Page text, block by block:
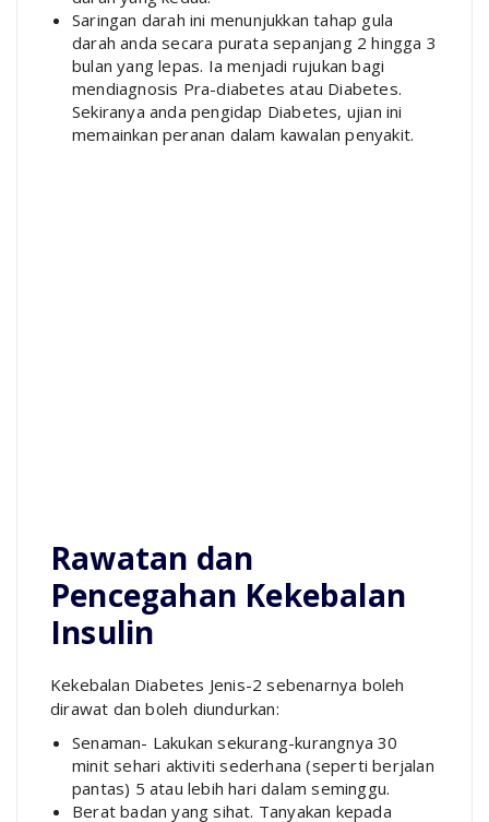
Saringan darah ini menunjukkan tahap gula
darah anda secara purata sepanjang 2 hingga 3
bulan yang lepas. Ia menjadi rujukan bagi
mendiagnosis Pra-diabetes atau Diabetes.
Sekiranya anda pengidap Diabetes, ujian ini
memainkan peranan dalam kawalan penyakit.
Rawatan dan
Pencegahan Kekebalan
Insulin
Kekebalan Diabetes Jenis-2 sebenarnya boleh
dirawat dan boleh diundurkan:
Senaman- Lakukan sekurang-kurangnya 30
minit sehari aktiviti sederhana (seperti berjalan
pantas) 5 atau lebih hari dalam seminggu.
Berat badan yang sihat. Tanyakan kepada